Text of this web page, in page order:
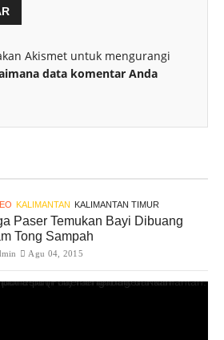
Akismet untuk mengurangi
data komentar Anda
KALIMANTAN KALIMANTAN TIMUR
Paser Temukan Bayi Dibuang
Tong Sampah
Agu 04, 2015